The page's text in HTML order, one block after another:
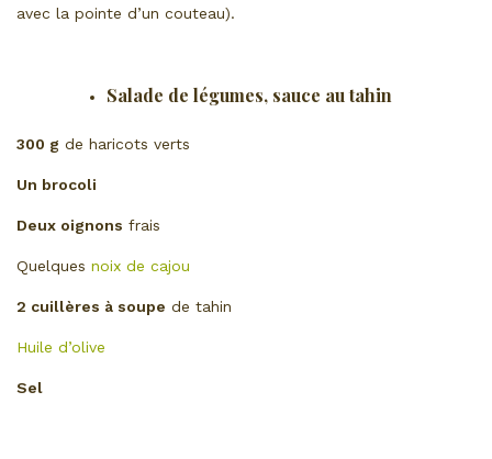
avec la pointe d’un couteau).
Salade de légumes, sauce au tahin
300 g de haricots verts
Un brocoli
Deux oignons frais
Quelques noix de cajou
2 cuillères à soupe de tahin
Huile d’olive
Sel